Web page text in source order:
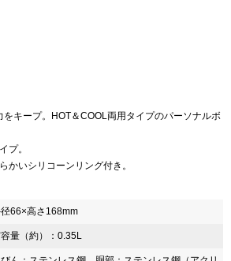
キープ。HOT＆COOL両用タイプのパーソナルボ
プ。
かいシリコーンリング付き。
66×高さ168mm
量（約）：0.35L